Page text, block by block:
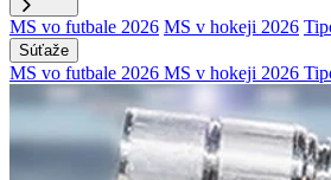
MS vo futbale 2026 MS v hokeji 2026
Súťaže
MS vo futbale 2026 MS v hokeji 2026